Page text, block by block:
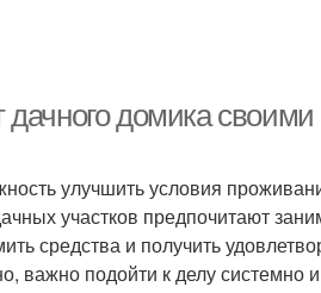
домика
улучшить условия
участков предпочитают
средства и получить
важно подойти к делу системно